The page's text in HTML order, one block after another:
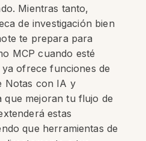
Mientras tanto,
de investigación bien
te prepara para
MCP cuando esté
ofrece funciones de
Notas con IA y
que mejoran tu flujo de
estas
que herramientas de